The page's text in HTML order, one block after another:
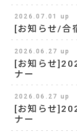
2026.07.01 up
[お知らせ/合
2026.06.27 up
[お知らせ
ナー
2026.06.27 up
[お知らせ
ナー